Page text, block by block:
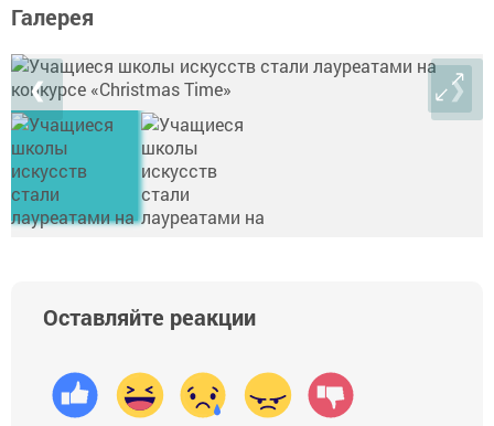
Галерея
❮ ❯
Оставляйте реакции